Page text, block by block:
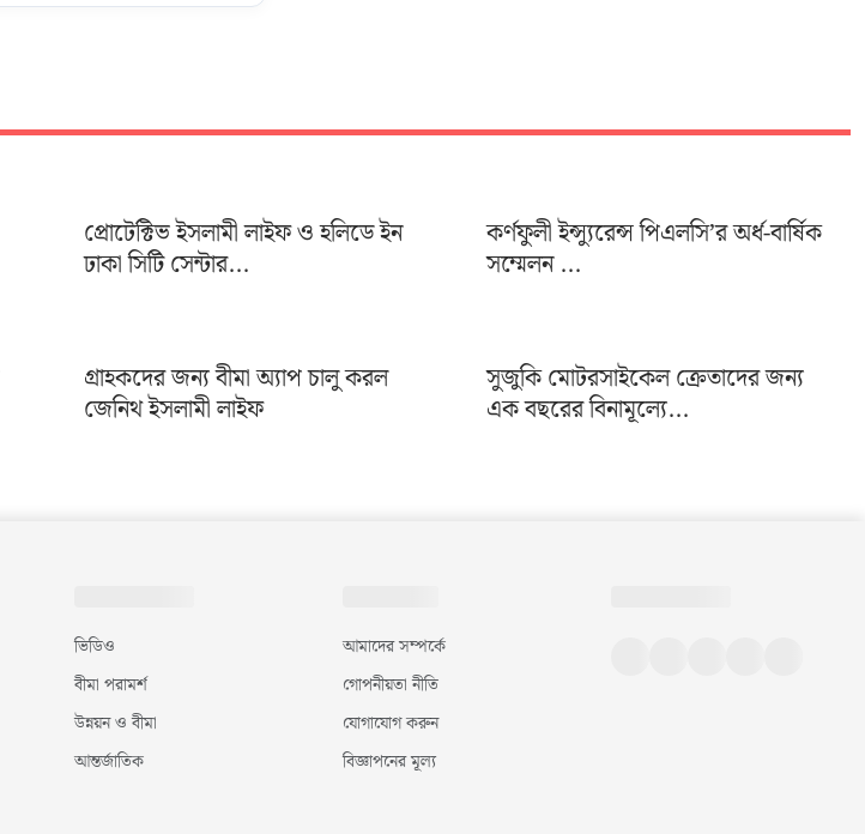
প্রোটেক্টিভ ইসলামী লাইফ ও হলিডে ইন
ঢাকা সিটি সেন্টার...
কর্ণফুলী ইন্স্যুরেন্স পিএলসি’র অর্ধ-বার্ষিক
সম্মেলন ...
গ্রাহকদের জন্য বীমা অ্যাপ চালু করল
জেনিথ ইসলামী লাইফ
সুজুকি মোটরসাইকেল ক্রেতাদের জন্য
এক বছরের বিনামূল্যে...
ভিডিও
বীমা পরামর্শ
উন্নয়ন ও বীমা
আন্তর্জাতিক
আমাদের সম্পর্কে
গোপনীয়তা নীতি
যোগাযোগ করুন
বিজ্ঞাপনের মূল্য